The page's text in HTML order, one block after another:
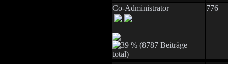
Co-Administrator
776